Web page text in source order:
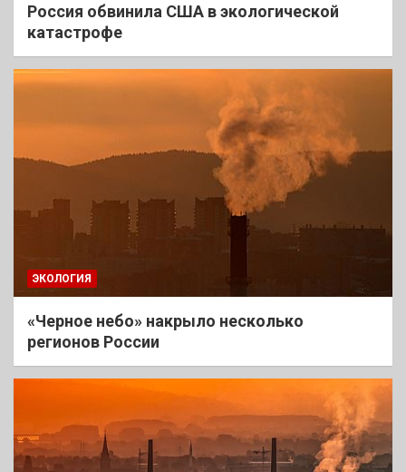
Россия обвинила США в экологической
катастрофе
ЭКОЛОГИЯ
«Черное небо» накрыло несколько
регионов России